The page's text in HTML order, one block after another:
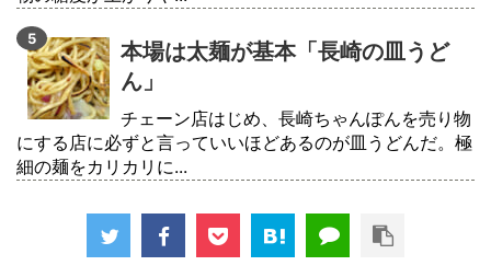
本場は太麺が基本「長崎の皿うど
ん」
チェーン店はじめ、長崎ちゃんぽんを売り物
にする店に必ずと言っていいほどあるのが皿うどんだ。極
細の麺をカリカリに...